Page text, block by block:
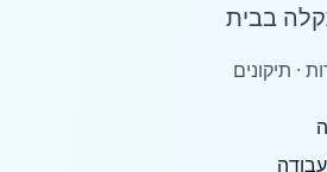
בבית
· תיקונים